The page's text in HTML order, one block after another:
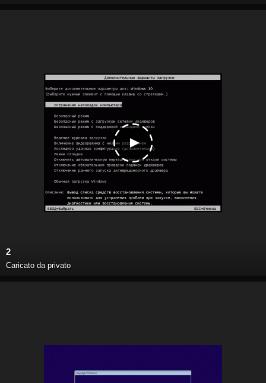
2
Caricato da privato